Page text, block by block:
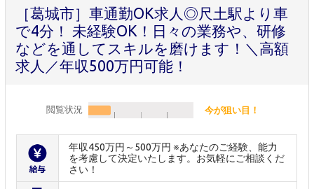
［葛城市］車通勤OK求人◎尺土駅より車
で4分！ 未経験OK！日々の業務や、研修
などを通してスキルを磨けます！＼高額
求人／年収500万円可能！
閲覧状況 今が狙い目！
年収450万円～500万円 ※あなたのご経験、能力
を考慮して決定いたします。お気軽にご相談くだ
さい！